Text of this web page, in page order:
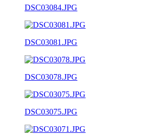
DSC03084.JPG
DSC03081.JPG
DSC03078.JPG
DSC03075.JPG